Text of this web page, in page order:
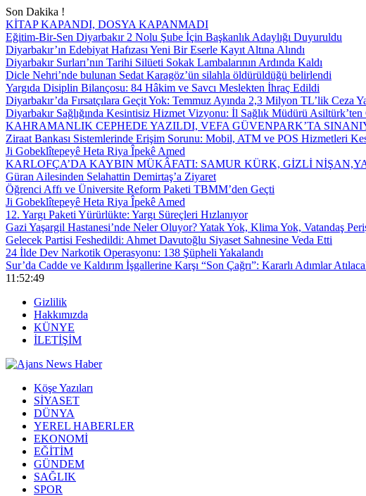
Son Dakika !
KİTAP KAPANDI, DOSYA KAPANMADI
Eğitim-Bir-Sen Diyarbakır 2 Nolu Şube İçin Başkanlık Adaylığı Duyuruldu
Diyarbakır’ın Edebiyat Hafızası Yeni Bir Eserle Kayıt Altına Alındı
Diyarbakır Surları’nın Tarihi Silüeti Sokak Lambalarının Ardında Kaldı
Dicle Nehri’nde bulunan Sedat Karagöz’ün silahla öldürüldüğü belirlendi
Yargıda Disiplin Bilançosu: 84 Hâkim ve Savcı Meslekten İhraç Edildi
Diyarbakır’da Fırsatçılara Geçit Yok: Temmuz Ayında 2,3 Milyon TL’lik Ceza
Diyarbakır Sağlığında Kesintisiz Hizmet Vizyonu: İl Sağlık Müdürü Asiltürk’ten
KAHRAMANLIK CEPHEDE YAZILDI, VEFA GÜVENPARK’TA
Ziraat Bankası Sistemlerinde Erişim Sorunu: Mobil, ATM ve POS Hizmetleri
Ji Gobeklîtepeyê Heta Riya Îpekê Amed
KARLOFÇA’DA KAYBIN MÜKÂFATI: SAMUR KÜRK, GİZLİ
Güran Ailesinden Selahattin Demirtaş’a Ziyaret
Öğrenci Affı ve Üniversite Reform Paketi TBMM’den Geçti
Ji Gobeklîtepeyê Heta Riya Îpekê Amed
12. Yargı Paketi Yürürlükte: Yargı Süreçleri Hızlanıyor
Gazi Yaşargil Hastanesi’nde Neler Oluyor? Yatak Yok, Klima Yok, Vatandaş
Gelecek Partisi Feshedildi: Ahmet Davutoğlu Siyaset Sahnesine Veda Etti
24 İlde Dev Narkotik Operasyonu: 138 Şüpheli Yakalandı
Sur’da Cadde ve Kaldırım İşgallerine Karşı “Son Çağrı”: Kararlı Adımlar
11:52:50
Gizlilik
Hakkımızda
KÜNYE
İLETİŞİM
Köşe Yazıları
SİYASET
DÜNYA
YEREL HABERLER
EKONOMİ
EĞİTİM
GÜNDEM
SAĞLIK
SPOR